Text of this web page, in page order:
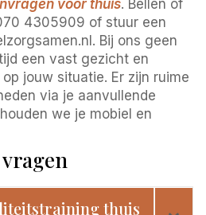
voor thuis. Bellen of
4305909 of stuur een
Bij ons geen
een vast gezicht en
jouw situatie. Er zijn ruime
via je aanvullende
we je mobiel en
thuis